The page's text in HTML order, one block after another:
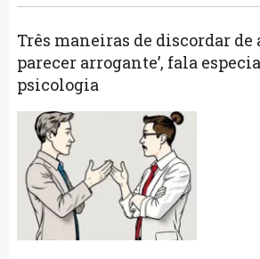
Três maneiras de discordar de
parecer arrogante’, fala
psicologia